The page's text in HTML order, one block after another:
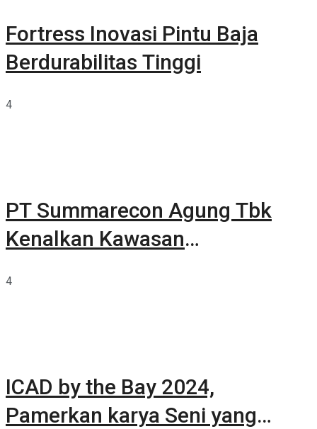
Fortress Inovasi Pintu Baja
Berdurabilitas Tinggi
4
PT Summarecon Agung Tbk
Kenalkan Kawasan
4
ICAD by the Bay 2024,
Pamerkan karya Seni yang